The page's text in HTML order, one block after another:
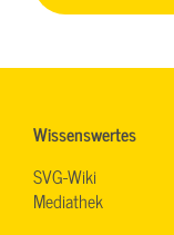
Wissenswertes
SVG-Wiki
Mediathek